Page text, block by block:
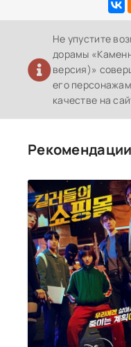
Не упустите
дорамы
версия)»
его
качестве на